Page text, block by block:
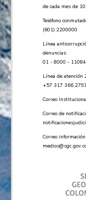
de cada mes de
Teléfono
(601) 2200000
Línea
denuncias:
01 - 8000 -
Línea de atención
+57 ​317 366 2793
Correo
Correo de
Correo